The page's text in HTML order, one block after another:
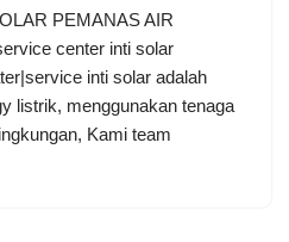
PEMANAS AIR
center inti solar
inti solar adalah
listrik, menggunakan tenaga
Kami team